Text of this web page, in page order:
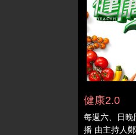
健康2.0
每週六、日
播 由主持人